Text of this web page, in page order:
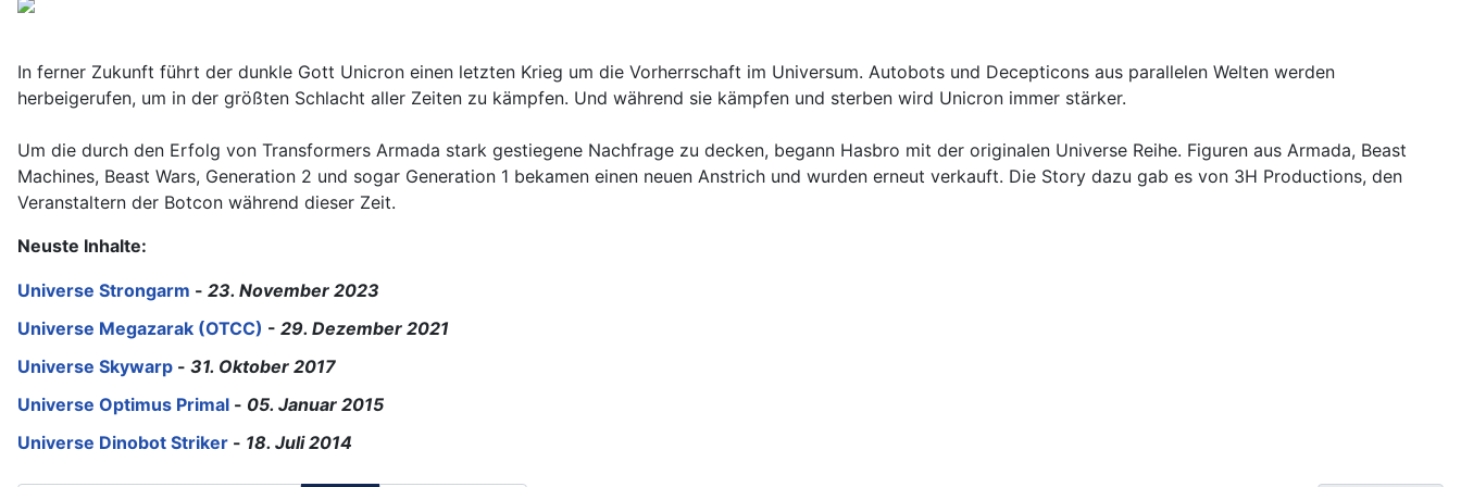
In ferner Zukunft führt der dunkle Gott Unicron einen letzten Krieg um die Vorherrschaft im Universum. Autobots und Decepticons aus parallelen Welten werden
herbeigerufen, um in der größten Schlacht aller Zeiten zu kämpfen. Und während sie kämpfen und sterben wird Unicron immer stärker.
Um die durch den Erfolg von Transformers Armada stark gestiegene Nachfrage zu decken, begann Hasbro mit der originalen Universe Reihe. Figuren aus Armada, Beast
Machines, Beast Wars, Generation 2 und sogar Generation 1 bekamen einen neuen Anstrich und wurden erneut verkauft. Die Story dazu gab es von 3H Productions, den
Veranstaltern der Botcon während dieser Zeit.
Neuste Inhalte:
Universe Strongarm - 23. November 2023
Universe Megazarak (OTCC) - 29. Dezember 2021
Universe Skywarp - 31. Oktober 2017
Universe Optimus Primal - 05. Januar 2015
Universe Dinobot Striker - 18. Juli 2014